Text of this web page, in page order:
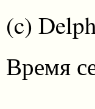
(c)
Время